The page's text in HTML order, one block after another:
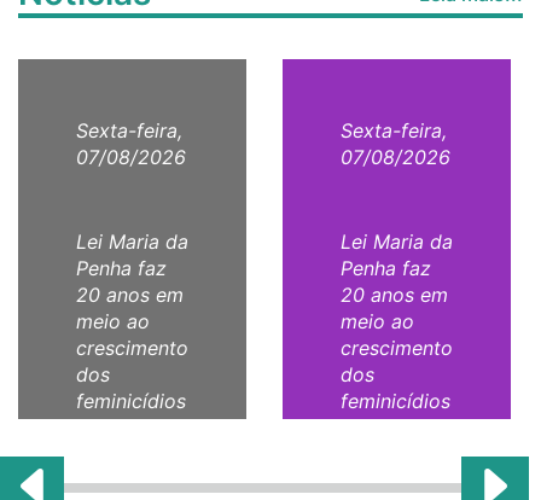
Sexta-feira,
07/08/2026
Lei Maria da
Penha faz
20 anos em
meio ao
crescimento
dos
feminicídios
Sexta-feira,
07/08/2026
Lei Maria da
Penha faz
20 anos em
meio ao
crescimento
dos
feminicídios